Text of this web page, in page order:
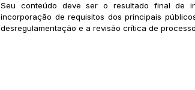
Seu conteúdo deve ser o resultado final de
incorporação de requisitos dos principais
desregulamentação e a revisão crítica de